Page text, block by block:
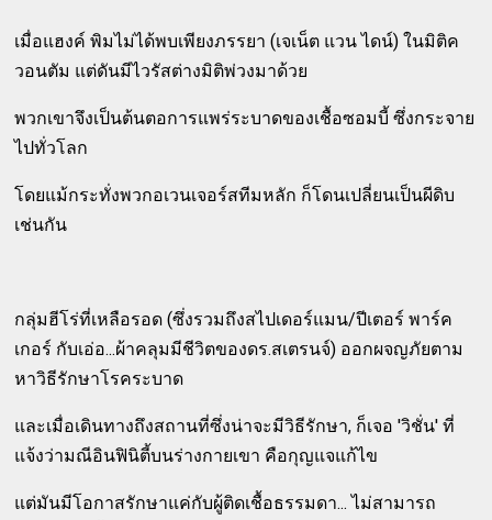
เมื่อแฮงค์ พิมไม่ได้พบเพียงภรรยา (เจเน็ต แวน ไดน์) ในมิติค
วอนตัม แต่ดันมีไวรัสต่างมิติพ่วงมาด้วย
พวกเขาจึงเป็นต้นตอการแพร่ระบาดของเชื้อซอมบี้ ซึ่งกระจาย
ไปทั่วโลก
โดยแม้กระทั่งพวกอเวนเจอร์สทีมหลัก ก็โดนเปลี่ยนเป็นผีดิบ
เช่นกัน
กลุ่มฮีโร่ที่เหลือรอด (ซึ่งรวมถึงสไปเดอร์แมน/ปีเตอร์ พาร์ค
เกอร์ กับเอ่อ...ผ้าคลุมมีชีวิตของดร.สเตรนจ์) ออกผจญภัยตาม
หาวิธีรักษาโรคระบาด
และเมื่อเดินทางถึงสถานที่ซึ่งน่าจะมีวิธีรักษา, ก็เจอ 'วิชั่น' ที่
แจ้งว่ามณีอินฟินิตี้บนร่างกายเขา คือกุญแจแก้ไข
แต่มันมีโอกาสรักษาแค่กับผู้ติดเชื้อธรรมดา... ไม่สามารถ